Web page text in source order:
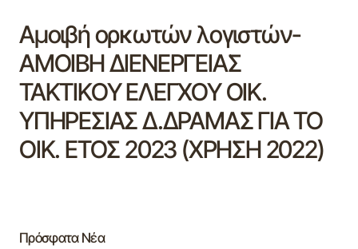
Αμοιβή ορκωτών λογιστών-
ΑΜΟΙΒΗ ΔΙΕΝΕΡΓΕΙΑΣ
ΤΑΚΤΙΚΟΥ ΕΛΕΓΧΟΥ ΟΙΚ.
ΥΠΗΡΕΣΙΑΣ Δ.ΔΡΑΜΑΣ ΓΙΑ ΤΟ
ΟΙΚ. ΕΤΟΣ 2023 (ΧΡΗΣΗ 2022)
Πρόσφατα Νέα